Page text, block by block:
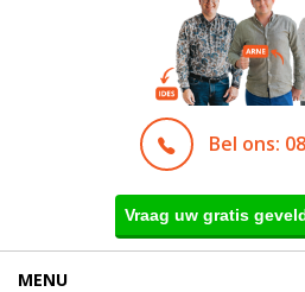
Bel ons:
Vraag uw gratis
MENU